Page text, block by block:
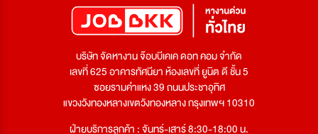
บริษัท จัดหางาน จ๊อบบีเคเค ดอท คอม จำกัด
เลขที่ 625 อาคารทัศนียา ห้องเลขที่ ยูนิต ดี ชั้น 5
ซอยรามคำแหง 39 ถนนประชาอุทิศ
แขวงวังทองหลางเขตวังทองหลาง กรุงเทพฯ 10310
ฝ่ายบริการลูกค้า : จันทร์-เสาร์ 8:30-18:00 น.